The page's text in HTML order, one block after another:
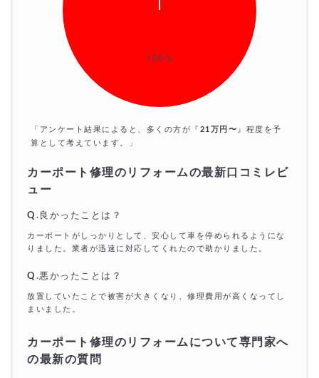
「アンケート結果によると、多くの方が『 21万円〜』程度を予
算として考えています。」
カーポート修理のリフォームの最新口コミレビ
ュー
Q .良かったことは？
カーポートがしっかりとして、安心して車を停められるようにな
りました。業者が迅速に対応してくれたので助かりました。
Q .悪かったことは？
放置していたことで被害が大きくなり、修理費用が高くなってし
まいました。
カーポート修理のリフォームについて専門家へ
の最新の質問